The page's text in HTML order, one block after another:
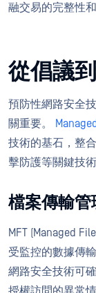
融交易的完整性
從倡議
預防性網路安全
關重要。
技術的基石，整
擊防護等關鍵技
檔案傳輸管
MFT (Managed
受監控的數據傳
網路安全技術可